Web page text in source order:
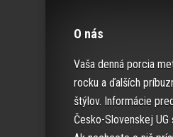
O nás
Vaša denná porcia
rocku a ďalších
štýlov. Informácie
Česko-Slovenskej UG